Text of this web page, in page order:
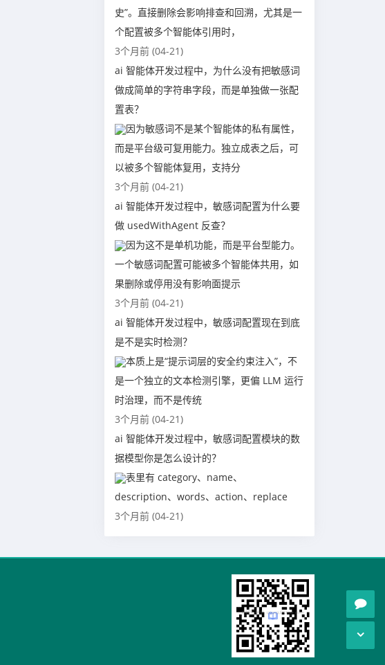
史”。直接删除会影响排查和回溯，尤其是一
个配置被多个智能体引用时，
3个月前 (04-21)
ai 智能体开发过程中，为什么没有把敏感词
做成简单的字符串字段，而是单独做一张配
置表？
因为敏感词不是某个智能体的私有属性，
而是平台级可复用能力。独立成表之后，可
以被多个智能体复用，支持分
3个月前 (04-21)
ai 智能体开发过程中，敏感词配置为什么要
做 usedWithAgent 反查？
因为这不是单机功能，而是平台型能力。
一个敏感词配置可能被多个智能体共用，如
果删除或停用没有影响面提示
3个月前 (04-21)
ai 智能体开发过程中，敏感词配置现在到底
是不是实时检测？
本质上是“提示词层的安全约束注入”，不
是一个独立的文本检测引擎，更偏 LLM 运行
时治理，而不是传统
3个月前 (04-21)
ai 智能体开发过程中，敏感词配置模块的数
据模型你是怎么设计的？
表里有 category、name、
description、words、action、replace
3个月前 (04-21)